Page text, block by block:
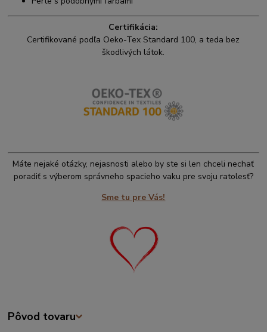
Certifikácia:
Certifikované podľa Oeko-Tex Standard 100, a teda bez
škodlivých látok.
Máte nejaké otázky, nejasnosti alebo by ste si len chceli nechať
poradiť s výberom správneho spacieho vaku pre svoju ratolesť?
Sme tu pre Vás!
Pôvod tovaru